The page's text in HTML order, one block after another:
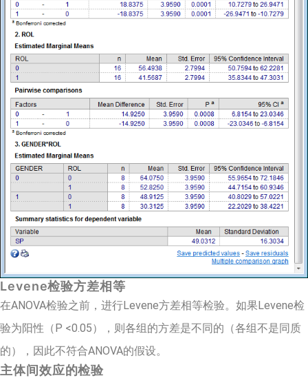
Levene检验方差相等
在ANOVA检验之前，进行Levene方差相等检验。如果Levene检
验为阳性（P <0.05），则各组的方差是不同的（各组不是同质
的），因此不符合ANOVA的假设。
主体间效应的检验